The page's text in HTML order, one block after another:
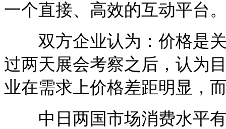
一个直接、高效的互动平台
双方企业认为：价格是关
过两天展会考察之后，认为
业在需求上价格差距明显，
中日两国市场消费水平有